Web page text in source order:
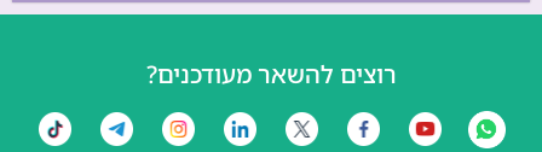
רוצים להשאר מעודכנים?